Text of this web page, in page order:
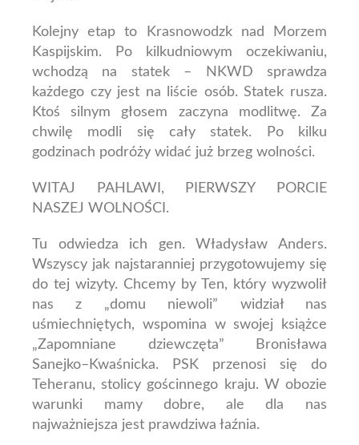
Kolejny etap to Krasnowodzk nad Morzem
Kaspijskim. Po kilkudniowym oczekiwaniu,
wchodzą na statek – NKWD sprawdza
każdego czy jest na liście osób. Statek rusza.
Ktoś silnym głosem zaczyna modlitwę. Za
chwilę modli się cały statek.
Po kilku
godzinach podróży widać już brzeg wolności.
WITAJ PAHLAWI, PIERWSZY PORCIE
NASZEJ WOLNOŚCI.
Tu odwiedza ich gen. Władysław Anders.
Wszyscy jak najstaranniej przygotowujemy się
do tej wizyty. Chcemy by Ten, który wyzwolił
nas z „domu niewoli” widział nas
uśmiechniętych, wspomina w swojej książce
„Zapomniane dziewczęta” Bronisława
Sanejko–Kwaśnicka.
PSK przenosi się do
Teheranu, stolicy gościnnego kraju. W obozie
warunki mamy dobre, ale dla nas
najważniejsza jest prawdziwa łaźnia.